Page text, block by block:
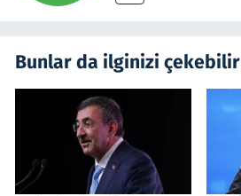
Bunlar da ilginizi çekebilir